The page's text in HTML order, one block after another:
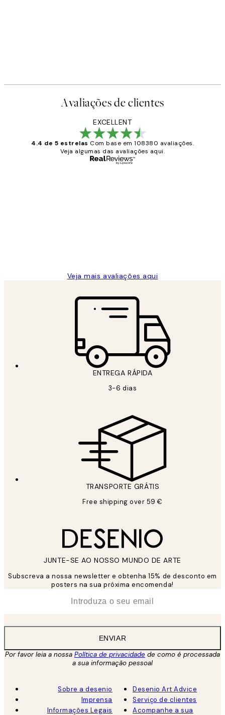
Avaliações de clientes
EXCELLENT
4.4 de 5 estrelas Com base em 108380 avaliações.
Veja algumas das avaliações aqui.
Veja mais avaliações aqui
ENTREGA RÁPIDA
3-6 dias
TRANSPORTE GRÁTIS
Free shipping over 59 €
JUNTE-SE AO NOSSO MUNDO DE ARTE
Subscreva a nossa newsletter e obtenha 15% de desconto em
posters na sua próxima encomenda!
ENVIAR
Por favor leia a nossa Política de privacidade de como é processada
a sua informação pessoal
Sobre a desenio
Imprensa
Informações Legais
Desenio Art Advice
Serviço de clientes
Acompanhe a sua